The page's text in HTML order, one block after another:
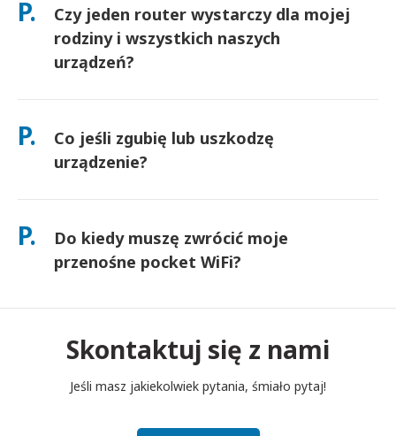
docierają następnego dnia. Jeśli nie jesteś pewien, skontaktuj
się z nami, a my potwierdzimy najszybszą opcję dla Twojego
obszaru.
P.
Czy jeden router wystarczy dla mojej
rodziny i wszystkich naszych
urządzeń?
Tak — podłącz do 10 urządzeń jednocześnie (telefony,
dołączamy darmowy power bank do użytku przez cały dzień.
P.
Co jeśli zgubię lub uszkodzę
urządzenie?
Możesz dodać Ubezpieczenie przy kasie, aby pokryć koszty
wymianę. Jeśli coś się stanie, skontaktuj się z nami
natychmiast — pomożemy Ci pozostać w kontakcie.
P.
Do kiedy muszę zwrócić moje
przenośne pocket WiFi?
okresu wynajmu. Jeśli spóźnisz się ze zwrotem, zostaniesz
obciążony opłatą.
Skontaktuj się z nami
Jeśli masz jakiekolwiek pytania, śmiało pytaj!